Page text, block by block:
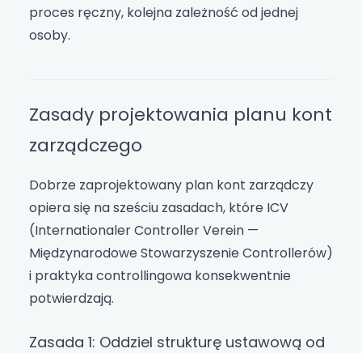
proces ręczny, kolejna zależność od jednej
osoby.
Zasady projektowania planu kont
zarządczego
Dobrze zaprojektowany plan kont zarządczy
opiera się na sześciu zasadach, które ICV
(Internationaler Controller Verein —
Międzynarodowe Stowarzyszenie Controllerów)
i praktyka controllingowa konsekwentnie
potwierdzają.
Zasada 1: Oddziel strukturę ustawową od